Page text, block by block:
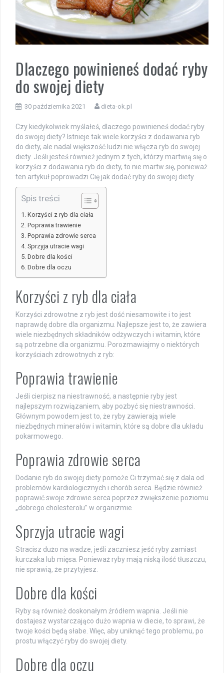
Dlaczego powinieneś dodać ryby
do swojej diety
30 października 2021 dieta-ok.pl
Czy kiedykolwiek myślałeś, dlaczego powinieneś dodać ryby
do swojej diety? Istnieje tak wiele korzyści z dodawania ryb
do diety, ale nadal większość ludzi nie włącza ryb do swojej
diety. Jeśli jesteś również jednym z tych, którzy martwią się o
korzyści z dodawania ryb do diety, to nie martw się, ponieważ
ten artykuł poprowadzi Cię jak dodać ryby do swojej diety.
Spis treści
Korzyści z ryb dla ciała
Poprawia trawienie
Poprawia zdrowie serca
Sprzyja utracie wagi
Dobre dla kości
Dobre dla oczu
Korzyści z ryb dla ciała
Korzyści zdrowotne z ryb jest dość niesamowite i to jest
naprawdę dobre dla organizmu. Najlepsze jest to, że zawiera
wiele niezbędnych składników odżywczych i witamin, które
są potrzebne dla organizmu. Porozmawiajmy o niektórych
korzyściach zdrowotnych z ryb:
Poprawia trawienie
Jeśli cierpisz na niestrawność, a następnie ryby jest
najlepszym rozwiązaniem, aby pozbyć się niestrawności.
Głównym powodem jest to, że ryby zawierają wiele
niezbędnych minerałów i witamin, które są dobre dla układu
pokarmowego.
Poprawia zdrowie serca
Dodanie ryb do swojej diety pomoże Ci trzymać się z dala od
problemów kardiologicznych i chorób serca. Będzie również
poprawić swoje zdrowie serca poprzez zwiększenie poziomu
„dobrego cholesterolu” w organizmie.
Sprzyja utracie wagi
Stracisz dużo na wadze, jeśli zaczniesz jeść ryby zamiast
kurczaka lub mięsa. Ponieważ ryby mają niską ilość tłuszczu,
nie sprawią, że przytyjesz.
Dobre dla kości
Ryby są również doskonałym źródłem wapnia. Jeśli nie
dostajesz wystarczająco dużo wapnia w diecie, to sprawi, że
twoje kości będą słabe. Więc, aby uniknąć tego problemu, po
prostu włączyć ryby do swojej diety.
Dobre dla oczu